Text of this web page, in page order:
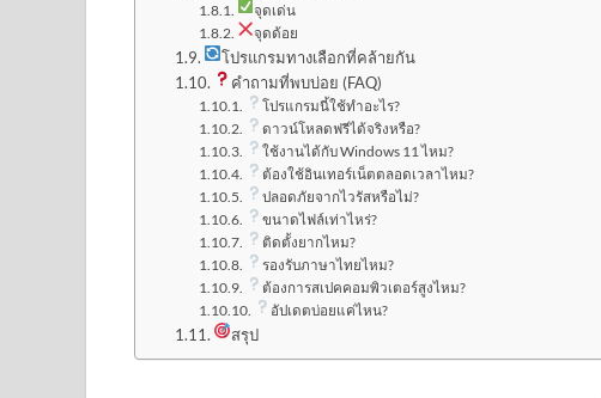
จุดเด่น
จุดด้อย
โปรแกรมทางเลือกที่คล้ายกัน
คำถามที่พบบ่อย (FAQ)
โปรแกรมนี้ใช้ทำอะไร?
ดาวน์โหลดฟรีได้จริงหรือ?
ใช้งานได้กับ Windows 11 ไหม?
ต้องใช้อินเทอร์เน็ตตลอดเวลาไหม?
ปลอดภัยจากไวรัสหรือไม่?
ขนาดไฟล์เท่าไหร่?
ติดตั้งยากไหม?
รองรับภาษาไทยไหม?
ต้องการสเปคคอมพิวเตอร์สูงไหม?
อัปเดตบ่อยแค่ไหน?
สรุป